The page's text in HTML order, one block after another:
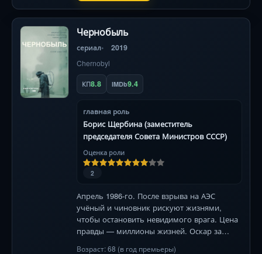
Чернобыль
сериал 2019
Chernobyl
КП8.8 IMDb9.4
главная роль
Борис Щербина (заместитель
председателя Совета Министров СССР)
Оценка роли
2
Апрель 1986-го. После взрыва на АЭС
учёный и чиновник рискуют жизнями,
чтобы остановить невидимого врага. Цена
правды — миллионы жизней. Оскар за
Возраст: 68 (в год премьеры)